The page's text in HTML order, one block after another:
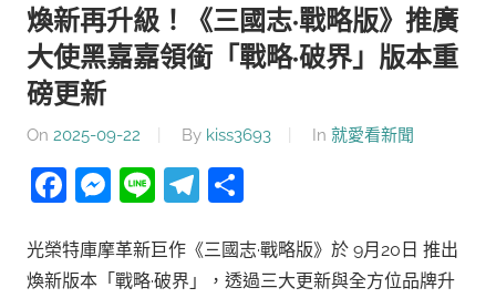
煥新再升級！《三國志·戰略版》推廣
大使黑嘉嘉領銜「戰略·破界」版本重
磅更新
On 2025-09-22 By kiss3693 In 就愛看新聞
Facebook
Messenger
LineTelegram
光榮特庫摩革新巨作《三國志·戰略版》於 9月20日 推出
煥新版本「戰略·破界」，透過三大更新與全方位品牌升